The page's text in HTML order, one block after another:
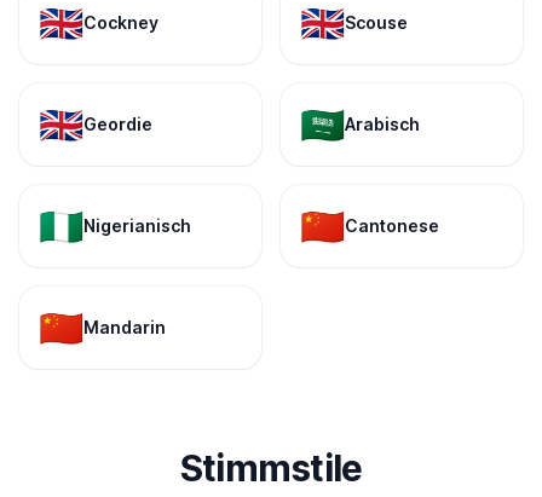
🇬🇧Cockney 🇬🇧Scouse
🇬🇧Geordie 🇸🇦Arabisch
🇳🇬Nigerianisch 🇨🇳Cantonese
🇨🇳Mandarin
Stimmstile